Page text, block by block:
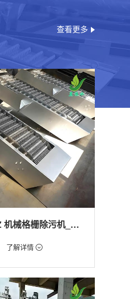
查看更多
衡水GSZ 机械格栅除污机_污水处理拦截设备_型号参数 | 工作原理 | 适用场景详解
/台
水处理,渠道,河道,化工,纺织,给
了解详情